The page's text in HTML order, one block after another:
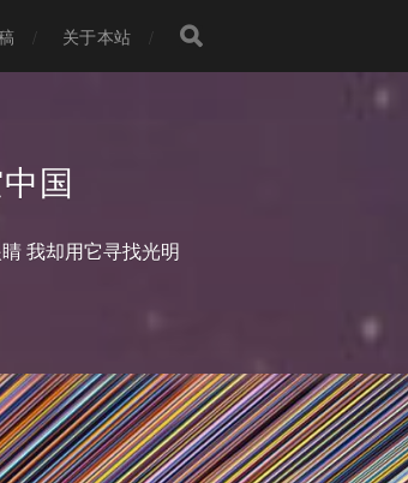
关于本站
国
我却用它寻找光明